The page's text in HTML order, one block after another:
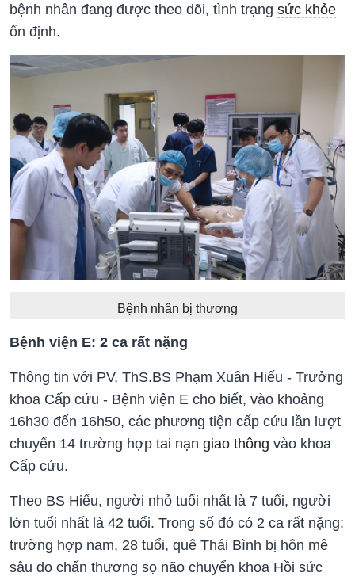
bệnh nhân đang được theo dõi, tình trạng sức khỏe
ổn định.
Bệnh nhân bị thương
Bệnh viện E: 2 ca rất nặng
Thông tin với PV, ThS.BS Phạm Xuân Hiếu - Trưởng
khoa Cấp cứu - Bệnh viện E cho biết, vào khoảng
16h30 đến 16h50, các phương tiện cấp cứu lần lượt
chuyển 14 trường hợp tai nạn giao thông vào khoa
Cấp cứu.
Theo BS Hiếu, người nhỏ tuổi nhất là 7 tuổi, người
lớn tuổi nhất là 42 tuổi. Trong số đó có 2 ca rất nặng:
trường hợp nam, 28 tuổi, quê Thái Bình bị hôn mê
sâu do chấn thương sọ não chuyển khoa Hồi sức